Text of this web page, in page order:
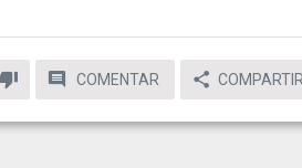
COMENTAR COMPARTIR